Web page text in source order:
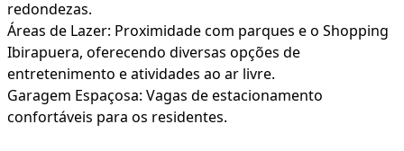
redondezas.
Áreas de Lazer: Proximidade com parques e o Shopping
Ibirapuera, oferecendo diversas opções de
entretenimento e atividades ao ar livre.
Garagem Espaçosa: Vagas de estacionamento
confortáveis para os residentes.